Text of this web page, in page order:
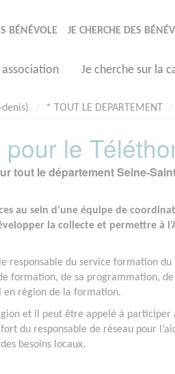
BÉNÉVOLE JE CHERCHE DES
Je cherche sur la
* TOUT LE DEPARTEMENT
le
tout le département Seine-
au sein d’une équipe de
la collecte et permettre à
responsable du service formation du
formation, de sa programmation, de
en région de la formation.
et il peut être appelé à participer
du responsable de réseau pour
besoins locaux.